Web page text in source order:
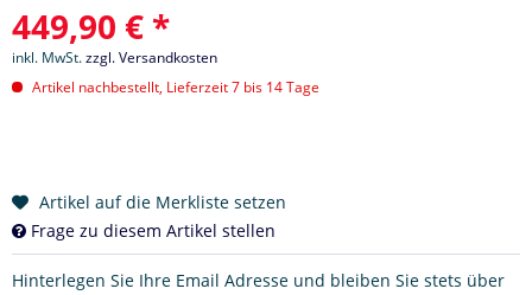
449,90 € *
inkl. MwSt.zzgl. Versandkosten
Artikel nachbestellt, Lieferzeit 7 bis 14 Tage
Artikel auf die Merkliste setzen
Frage zu diesem Artikel stellen
Hinterlegen Sie Ihre Email Adresse und bleiben Sie stets über